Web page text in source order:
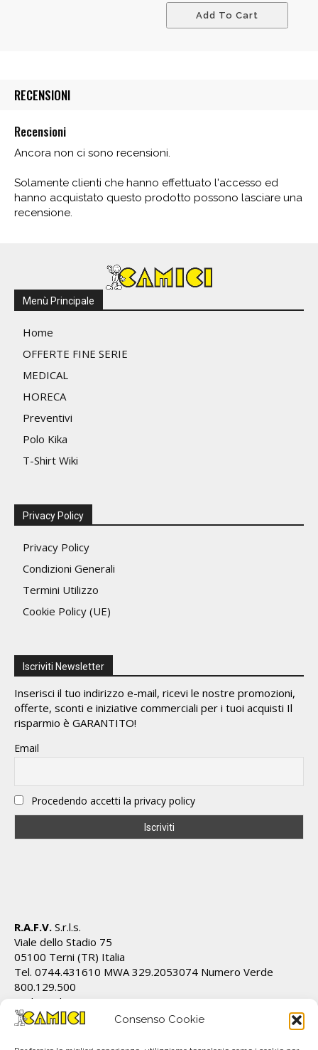
Consenso Cookie
Add To Cart
RECENSIONI
Recensioni
Ancora non ci sono recensioni.
Solamente clienti che hanno effettuato l'accesso ed
hanno acquistato questo prodotto possono lasciare una
recensione.
Menù Principale
Home
OFFERTE FINE SERIE
MEDICAL
HORECA
Preventivi
Polo Kika
T-Shirt Wiki
Privacy Policy
Privacy Policy
Condizioni Generali
Termini Utilizzo
Cookie Policy (UE)
Iscriviti Newsletter
Inserisci il tuo indirizzo e-mail, ricevi le nostre promozioni,
offerte, sconti e iniziative commerciali per i tuoi acquisti Il
risparmio è GARANTITO!
Email
Procedendo accetti la privacy policy
R.A.F.V. S.r.l.s.
Viale dello Stadio 75
05100 Terni (TR) Italia
Tel. 0744.431610 MWA 329.2053074 Numero Verde
800.129.500
Cod.Fiscale/P.IVA IT01628820555 REA TR 112162
info@ecamici.it www.ecamici.it